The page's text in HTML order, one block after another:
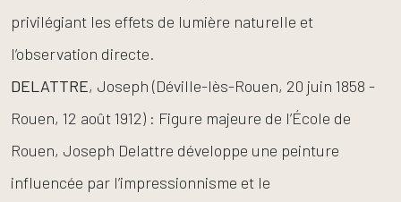
privilégiant les effets de lumière naturelle et
l’observation directe.
DELATTRE, Joseph (Déville-lès-Rouen, 20 juin 1858 -
Rouen, 12 août 1912) : Figure majeure de l’École de
Rouen, Joseph Delattre développe une peinture
influencée par l’impressionnisme et le